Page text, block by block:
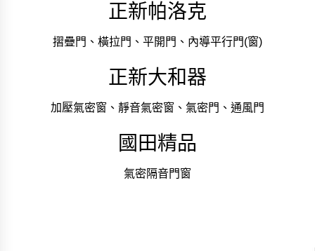
正新帕洛克
摺疊門、橫拉門、平開門、內導平行門(窗)
正新大和器
加壓氣密窗、靜音氣密窗、氣密門、通風門
國田精品
氣密隔音門窗